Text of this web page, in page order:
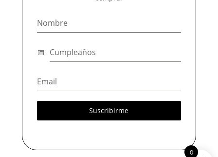
Suscribirme
0